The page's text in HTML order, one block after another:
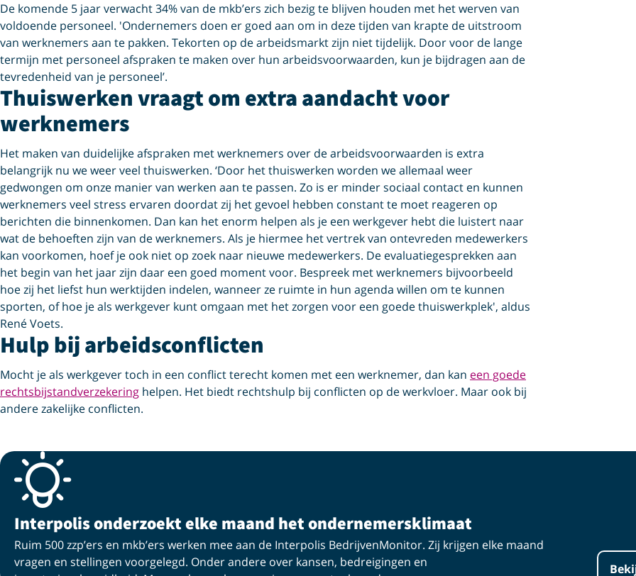
De komende 5 jaar verwacht 34% van de mkb’ers zich bezig te blijven houden met het werven van
voldoende personeel. 'Ondernemers doen er goed aan om in deze tijden van krapte de uitstroom
van werknemers aan te pakken. Tekorten op de arbeidsmarkt zijn niet tijdelijk. Door voor de lange
termijn met personeel afspraken te maken over hun arbeidsvoorwaarden, kun je bijdragen aan de
tevredenheid van je personeel’.
Thuiswerken vraagt om extra aandacht voor
werknemers
Het maken van duidelijke afspraken met werknemers over de arbeidsvoorwaarden is extra
belangrijk nu we weer veel thuiswerken. ‘Door het thuiswerken worden we allemaal weer
gedwongen om onze manier van werken aan te passen. Zo is er minder sociaal contact en kunnen
werknemers veel stress ervaren doordat zij het gevoel hebben constant te moet reageren op
berichten die binnenkomen. Dan kan het enorm helpen als je een werkgever hebt die luistert naar
wat de behoeften zijn van de werknemers. Als je hiermee het vertrek van ontevreden medewerkers
kan voorkomen, hoef je ook niet op zoek naar nieuwe medewerkers. De evaluatiegesprekken aan
het begin van het jaar zijn daar een goed moment voor. Bespreek met werknemers bijvoorbeeld
hoe zij het liefst hun werktijden indelen, wanneer ze ruimte in hun agenda willen om te kunnen
sporten, of hoe je als werkgever kunt omgaan met het zorgen voor een goede thuiswerkplek', aldus
René Voets.
Hulp bij arbeidsconflicten
Mocht je als werkgever toch in een conflict terecht komen met een werknemer, dan kan een goede
rechtsbijstandverzekering helpen. Het biedt rechtshulp bij conflicten op de werkvloer. Maar ook bij
andere zakelijke conflicten.
Interpolis onderzoekt elke maand het ondernemersklimaat
Ruim 500 zzp’ers en mkb’ers werken mee aan de Interpolis BedrijvenMonitor. Zij krijgen elke maand
vragen en stellingen voorgelegd. Onder andere over kansen, bedreigingen en